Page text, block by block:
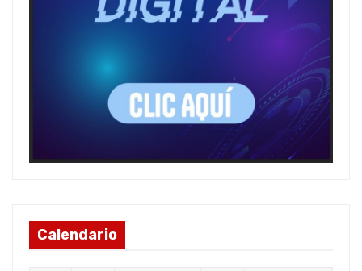
Calendario